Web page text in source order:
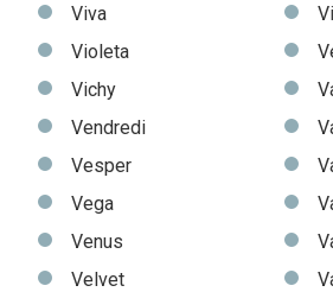
Viva
Violeta
Vichy
Vendredi
Vesper
Vega
Venus
Velvet